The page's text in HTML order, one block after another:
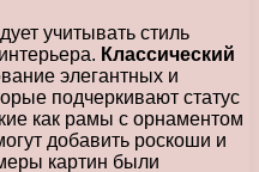
учитывать стиль
Классический
элегантных и
подчеркивают статус
как рамы с орнаментом
добавить роскоши и
картин были